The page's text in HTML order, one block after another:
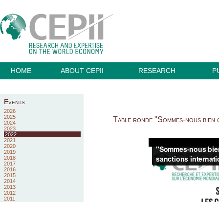
HOME ABOUT CEPII RESEARCH
Events
2026
2025
2024
2023
2022
2021
2020
2019
2018
2017
2016
2015
2014
2013
2012
2011
Table ronde "Sommes-nous